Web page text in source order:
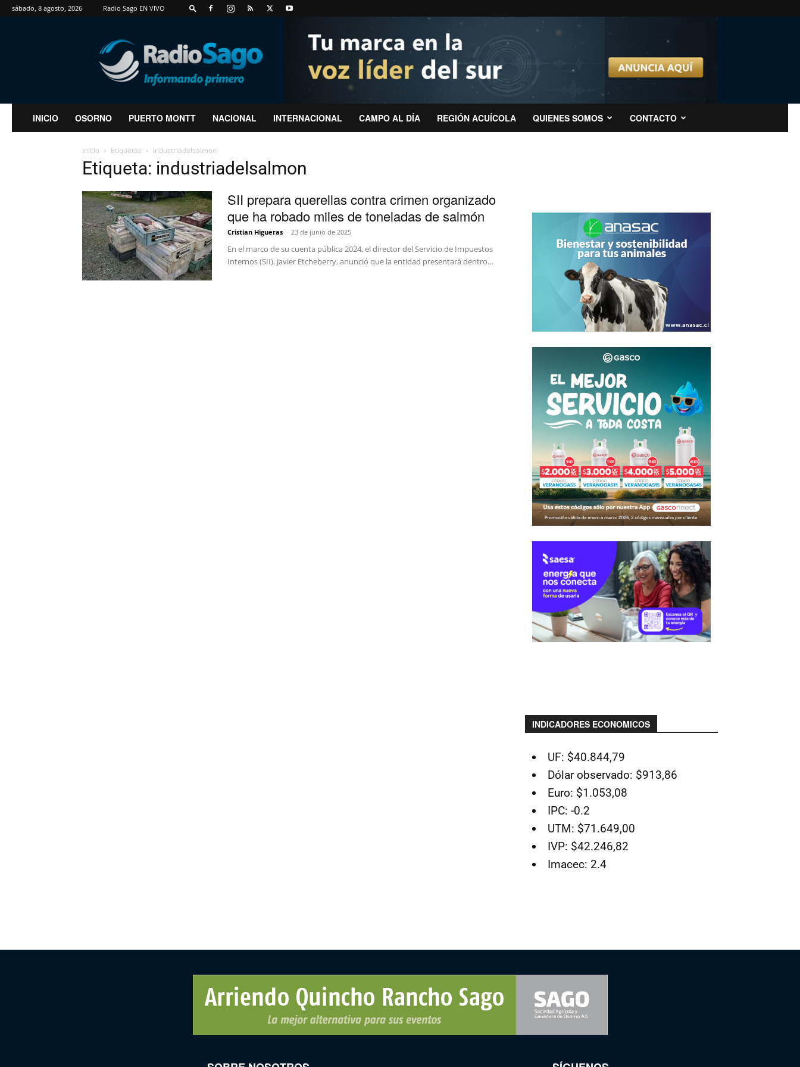
sábado, 8 agosto, 2026 Radio Sago EN VIVO
RadioSago
INICIO OSORNO PUERTO MONTT NACIONAL INTERNACIONAL CAMPO AL DÍA REGIÓN ACUÍCOLA QUIENES SOMOS CONTACTO
Inicio Etiquetas Industriadelsalmon
Etiqueta: industriadelsalmon
SII prepara querellas contra crimen organizado
que ha robado miles de toneladas de salmón
Cristian Higueras - 23 de junio de 2025
En el marco de su cuenta pública 2024, el director del Servicio de Impuestos
Internos (SII), Javier Etcheberry, anunció que la entidad presentará dentro...
INDICADORES ECONOMICOS
UF: $40.844,79
Dólar observado: $913,86
Euro: $1.053,08
IPC: -0.2
UTM: $71.649,00
IVP: $42.246,82
Imacec: 2.4